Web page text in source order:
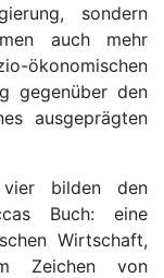
sondern
auch mehr
ökonomischen
gegenüber den
ausgeprägten
bilden den
Buch: eine
Wirtschaft,
Zeichen von